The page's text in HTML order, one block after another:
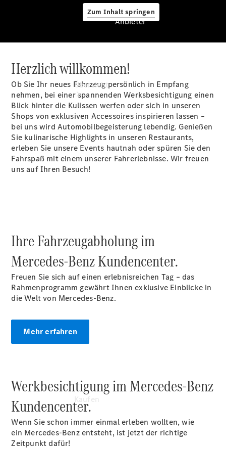
Zum Inhalt springen
Anbieter
Übersicht
Startseite
Probefahrt
vereinbaren
Konfigurator
Modellübersicht
Tel: +49 561
5000-0
Anbieter
Herzlich willkommen!
Ob Sie Ihr neues Fahrzeug persönlich in Empfang
nehmen, bei einer spannenden Werksbesichtigung einen
Blick hinter die Kulissen werfen oder sich in unseren
Shops von exklusiven Accessoires inspirieren lassen –
bei uns wird Automobilbegeisterung lebendig. Genießen
Sie kulinarische Highlights in unseren Restaurants,
erleben Sie unsere Events hautnah oder spüren Sie den
Fahrspaß mit einem unserer Fahrerlebnisse. Wir freuen
uns auf Ihren Besuch!
Ihre Fahrzeugabholung im
Mercedes‑Benz Kundencenter.
Freuen Sie sich auf einen erlebnisreichen Tag – das
Rahmenprogramm gewährt Ihnen exklusive Einblicke in
die Welt von Mercedes-Benz.
Mehr erfahren
Werkbesichtigung im Mercedes-Benz
Kundencenter.
Wenn Sie schon immer einmal erleben wollten, wie
ein Mercedes-Benz entsteht, ist jetzt der richtige
Zeitpunkt dafür!